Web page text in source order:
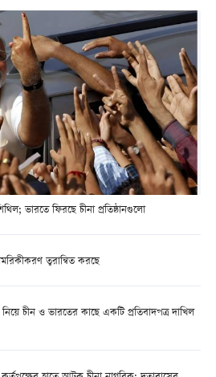
ভারতে ফিরছে চীনা প্রতিষ্ঠানগুলো
ত্বরান্বিত করছে
চীন ও ভারতের কাছে একটি প্রতিবাদপত্র দাখিল